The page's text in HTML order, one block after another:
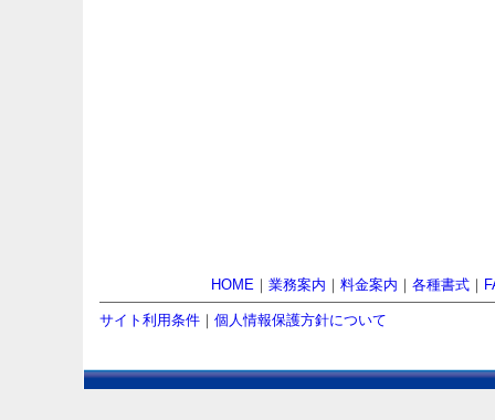
HOME ｜ 業務案内 ｜ 料金案内 ｜ 各種書式 ｜
サイト利用条件 ｜ 個人情報保護方針について